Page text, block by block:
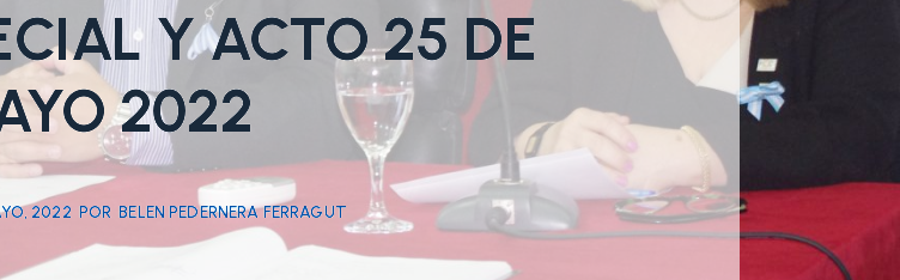
Y ACTO 25 DE
2022
2022 POR BELEN PEDERNERA FERRAGUT